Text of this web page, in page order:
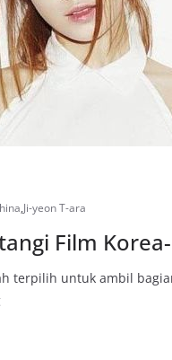
,Ji-yeon T-ara
Film
terpilih untuk ambil